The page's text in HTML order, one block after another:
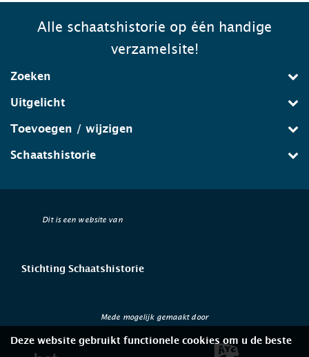
Alle schaatshistorie op één handige
verzamelsite!
Zoeken
Uitgelicht
Toevoegen / wijzigen
Schaatshistorie
Dit is een website van
Stichting Schaatshistorie
Mede mogelijk gemaakt door
Deze website gebruikt functionele cookies om u de beste